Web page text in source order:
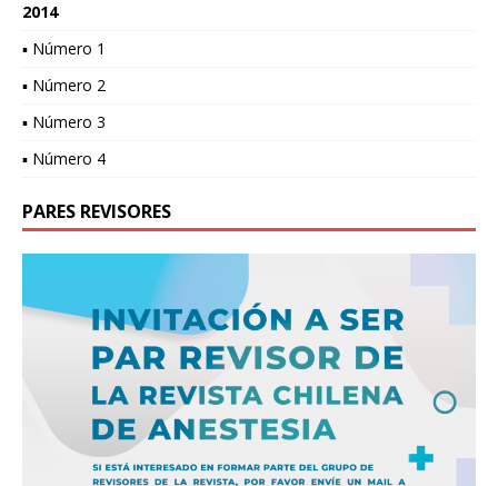
2014
▪ Número 1
▪ Número 2
▪ Número 3
▪ Número 4
PARES REVISORES